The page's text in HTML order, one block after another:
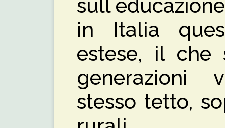
in Italia
estese, il che
generazioni
stesso tetto,